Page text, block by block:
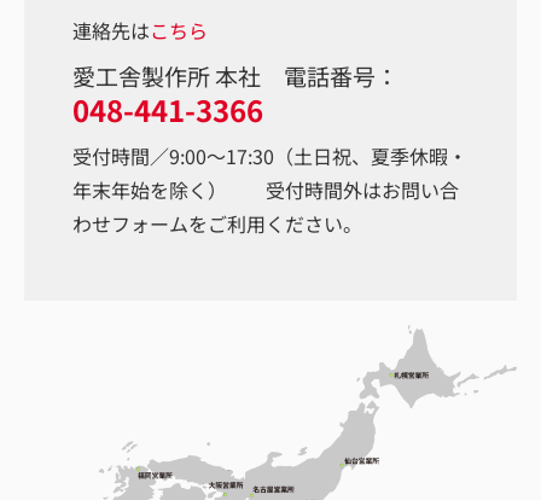
連絡先はこちら
愛工舎製作所 本社 電話番号：
048-441-3366
受付時間／9:00～17:30（土日祝、夏季休暇・
年末年始を除く） 受付時間外はお問い合
わせフォームをご利用ください。